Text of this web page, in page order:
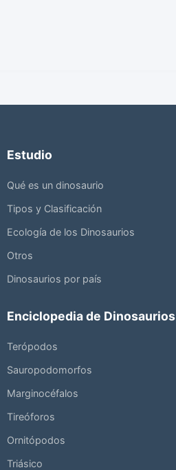
Estudio
Qué es un dinosaurio
Tipos y Clasificación
Ecología de los Dinosaurios
Otros
Dinosaurios por país
Enciclopedia de Dinosaurios
Terópodos
Sauropodomorfos
Marginocéfalos
Tireóforos
Ornitópodos
Triásico